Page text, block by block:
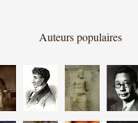
Auteurs populaires